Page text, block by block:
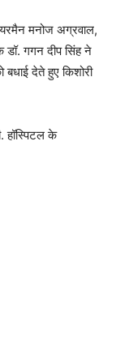
मनोज अग्रवाल,
डॉ. गगन दीप सिंह ने
देते हुए किशोरी
हॉस्पिटल के